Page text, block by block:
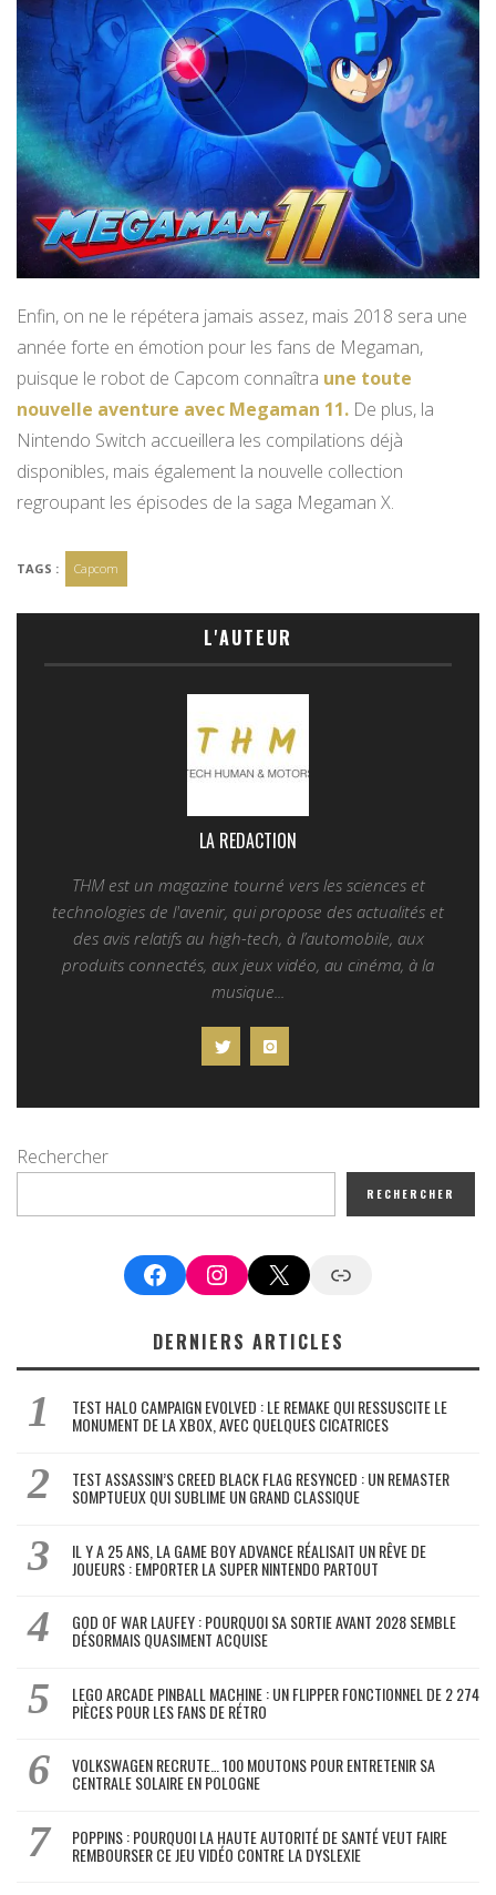
Enfin, on ne le répétera jamais assez, mais 2018 sera une
année forte en émotion pour les fans de Megaman,
puisque le robot de Capcom connaîtra une toute
nouvelle aventure avec Megaman 11. De plus, la
Nintendo Switch accueillera les compilations déjà
disponibles, mais également la nouvelle collection
regroupant les épisodes de la saga Megaman X.
TAGS : Capcom
L'AUTEUR
LA REDACTION
THM est un magazine tourné vers les sciences et
technologies de l'avenir, qui propose des actualités et
des avis relatifs au high-tech, à l’automobile, aux
produits connectés, aux jeux vidéo, au cinéma, à la
musique...
Rechercher
RECHERCHER
FacebookInstagram
X Google News
DERNIERS ARTICLES
TEST HALO CAMPAIGN EVOLVED : LE REMAKE QUI RESSUSCITE LE
MONUMENT DE LA XBOX, AVEC QUELQUES CICATRICES
TEST ASSASSIN’S CREED BLACK FLAG RESYNCED : UN REMASTER
SOMPTUEUX QUI SUBLIME UN GRAND CLASSIQUE
IL Y A 25 ANS, LA GAME BOY ADVANCE RÉALISAIT UN RÊVE DE
JOUEURS : EMPORTER LA SUPER NINTENDO PARTOUT
GOD OF WAR LAUFEY : POURQUOI SA SORTIE AVANT 2028 SEMBLE
DÉSORMAIS QUASIMENT ACQUISE
LEGO ARCADE PINBALL MACHINE : UN FLIPPER FONCTIONNEL DE 2 274
PIÈCES POUR LES FANS DE RÉTRO
VOLKSWAGEN RECRUTE… 100 MOUTONS POUR ENTRETENIR SA
CENTRALE SOLAIRE EN POLOGNE
POPPINS : POURQUOI LA HAUTE AUTORITÉ DE SANTÉ VEUT FAIRE
REMBOURSER CE JEU VIDÉO CONTRE LA DYSLEXIE